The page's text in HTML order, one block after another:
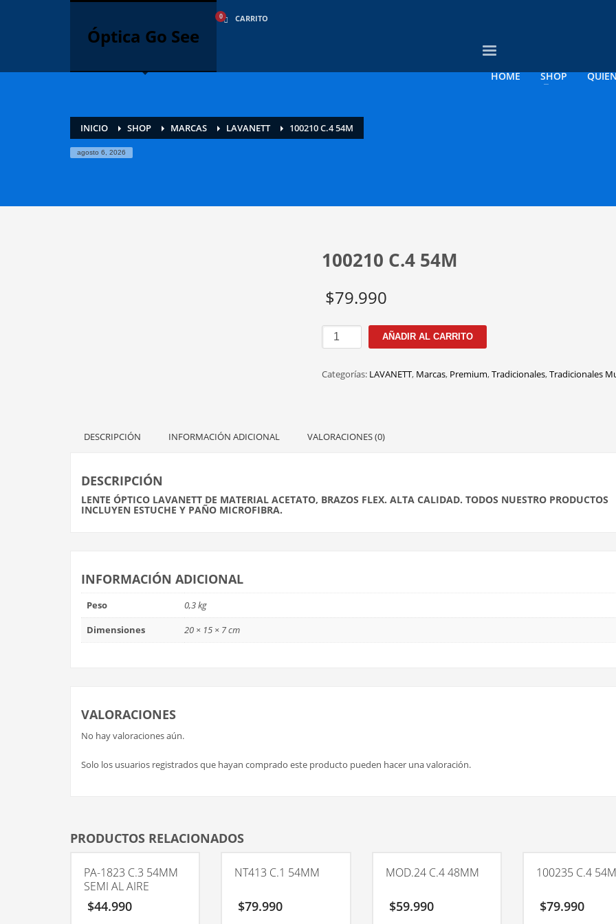
1
Inicie sesión o cree una nueva
Óptica Go See
CARRITO
HOME SHOP
INICIO SHOP MARCAS LAVANETT 100210 C.4 54M
agosto 6, 2026
100210 C.4 54M
$79.990
100210
C.4
cantidad
AÑADIR AL CARRITO
Categorías: LAVANETT, Marcas, Premium,Tradicionales,Tradicionales
DESCRIPCIÓN INFORMACIÓN ADICIONAL VALORACIONES (0)
DESCRIPCIÓN
LENTE ÓPTICO LAVANETT DE MATERIAL ACETATO, BRAZOS FLEX. ALTA CALIDAD. TODOS NUESTRO PRODUCTOS
INCLUYEN ESTUCHE Y PAÑO MICROFIBRA.
INFORMACIÓN ADICIONAL
Peso
0,3 kg
Dimensiones
20 × 15 × 7 cm
VALORACIONES
No hay valoraciones aún.
Solo los usuarios registrados que hayan comprado este producto pueden hacer una valoración.
PRODUCTOS RELACIONADOS
PA-1823 C.3 54MM
SEMI AL AIRE
$44.990
NT413 C.1 54MM
$79.990
MOD.24 C.4 48MM
$59.990
100235 C.4
$79.990